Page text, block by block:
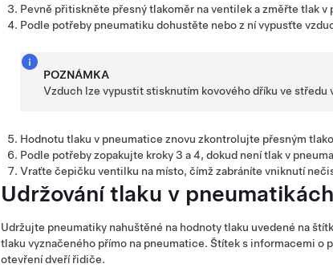
Pevně přitiskněte přesný tlakoměr na ventilek a změřte tlak v
Podle potřeby pneumatiku dohustěte nebo z ní vypusťte
POZNÁMKA
Vzduch lze vypustit stisknutím kovového dříku ve středu
Hodnotu tlaku v pneumatice znovu zkontrolujte přesným
Podle potřeby zopakujte kroky 3 a 4, dokud není tlak v
Vraťte čepičku ventilku na místo, čímž zabráníte vniknutí
Udržování tlaku v pneumatikách
Udržujte pneumatiky nahuštěné na hodnoty tlaku uvedené na
tlaku vyznačeného přímo na pneumatice. Štítek s informacemi o
otevření dveří řidiče.